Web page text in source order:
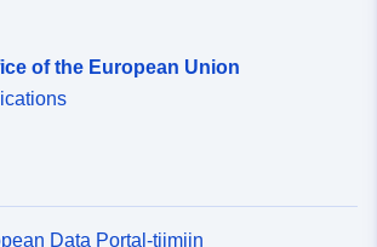
of the European Union
Data Portal-tiimiin